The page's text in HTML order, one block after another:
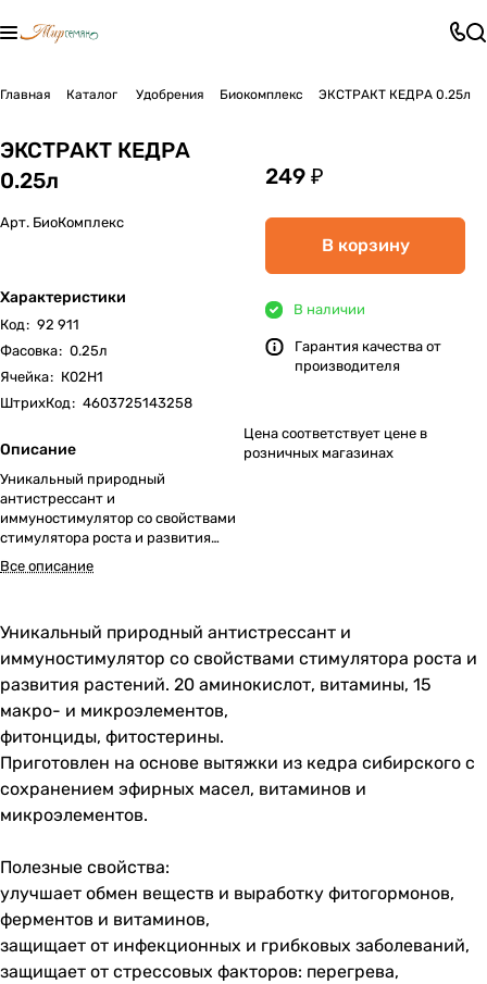
Главная Каталог Удобрения Биокомплекс ЭКСТРАКТ КЕДРА 0.25л
ЭКСТРАКТ КЕДРА
0.25л
Арт. БиоКомплекс
Характеристики
Код: 92 911
Фасовка: 0.25л
Ячейка: К02Н1
ШтрихКод: 4603725143258
Описание
Уникальный природный
антистрессант и
иммуностимулятор со свойствами
стимулятора роста и развития
растений. 20 аминокислот,
витамины, 15 макро- и
Приготовлен на основе вытяжки из
кедра сибирского с сохранением
эфирных масел, витаминов и
микроэлементов.
Все описание
249 ₽
В корзину
В наличии
Гарантия качества от
производителя
Цена соответствует цене в
розничных магазинах
Уникальный природный антистрессант и
иммуностимулятор со свойствами стимулятора роста и
развития растений. 20 аминокислот, витамины, 15
макро- и микроэлементов,
фитонциды, фитостерины.
Приготовлен на основе вытяжки из кедра сибирского с
сохранением эфирных масел, витаминов и
микроэлементов.
Полезные свойства:
улучшает обмен веществ и выработку фитогормонов,
ферментов и витаминов,
защищает от инфекционных и грибковых заболеваний,
защищает от стрессовых факторов: перегрева,